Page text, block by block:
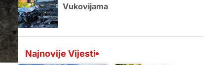
Vukovijama
Najnovije Vijesti